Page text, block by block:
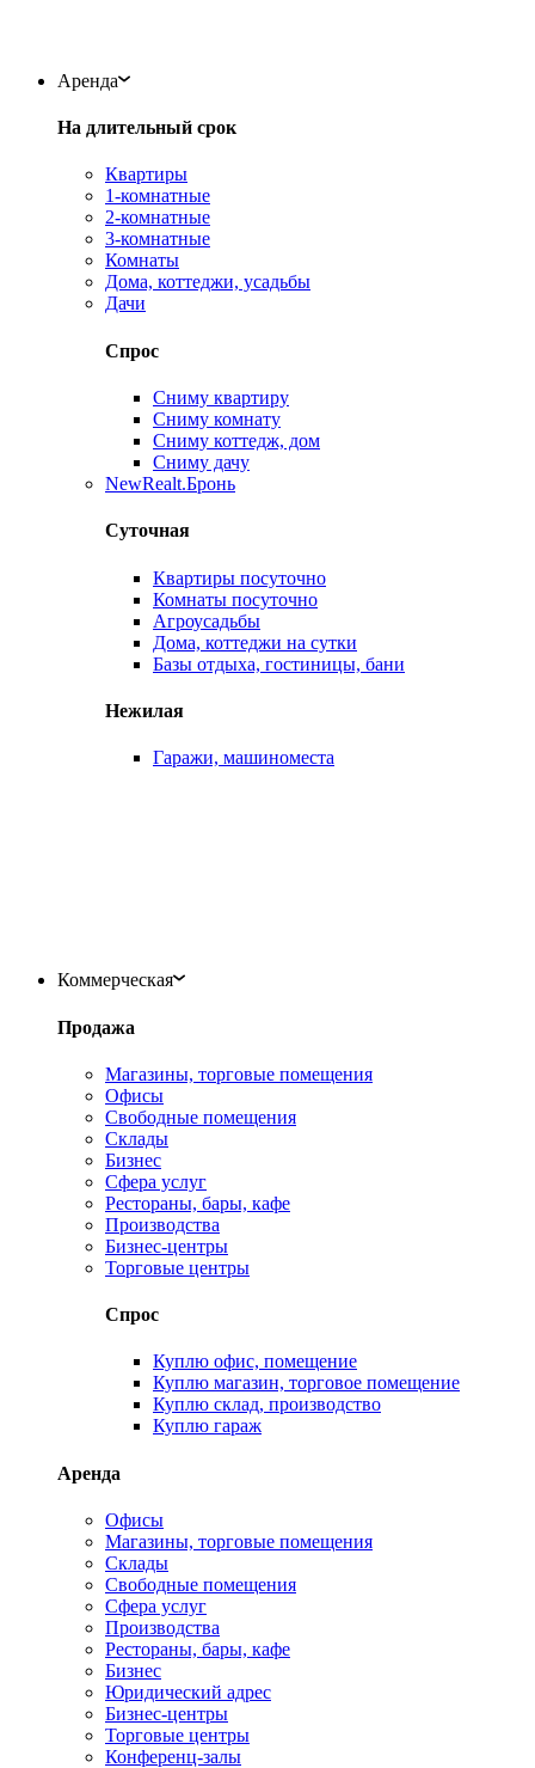
Аренда
На длительный срок
Квартиры
1-комнатные
2-комнатные
3-комнатные
Комнаты
Дома, коттеджи, усадьбы
Дачи
Спрос
Сниму квартиру
Сниму комнату
Сниму коттедж, дом
Сниму дачу
NewRealt.Бронь
Суточная
Квартиры посуточно
Комнаты посуточно
Агроусадьбы
Дома, коттеджи на сутки
Базы отдыха, гостиницы, бани
Нежилая
Гаражи, машиноместа
Коммерческая
Продажа
Магазины, торговые помещения
Офисы
Свободные помещения
Склады
Бизнес
Сфера услуг
Рестораны, бары, кафе
Производства
Бизнес-центры
Торговые центры
Спрос
Куплю офис, помещение
Куплю магазин, торговое помещение
Куплю склад, производство
Куплю гараж
Аренда
Офисы
Магазины, торговые помещения
Склады
Свободные помещения
Сфера услуг
Производства
Рестораны, бары, кафе
Бизнес
Юридический адрес
Бизнес-центры
Торговые центры
Конференц-залы